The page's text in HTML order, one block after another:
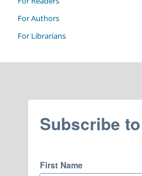
For Authors
For Librarians